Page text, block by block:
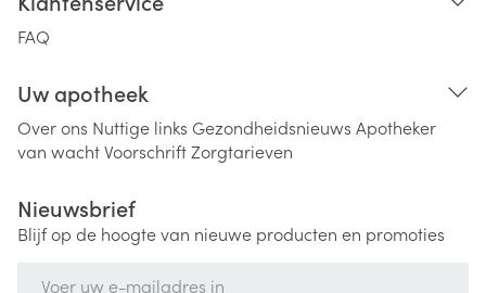
FAQ
Uw apotheek
Over ons Nuttige links Gezondheidsnieuws Apotheker
van wachtVoorschriftZorgtarieven
Nieuwsbrief
Blijf op de hoogte van nieuwe producten en promoties